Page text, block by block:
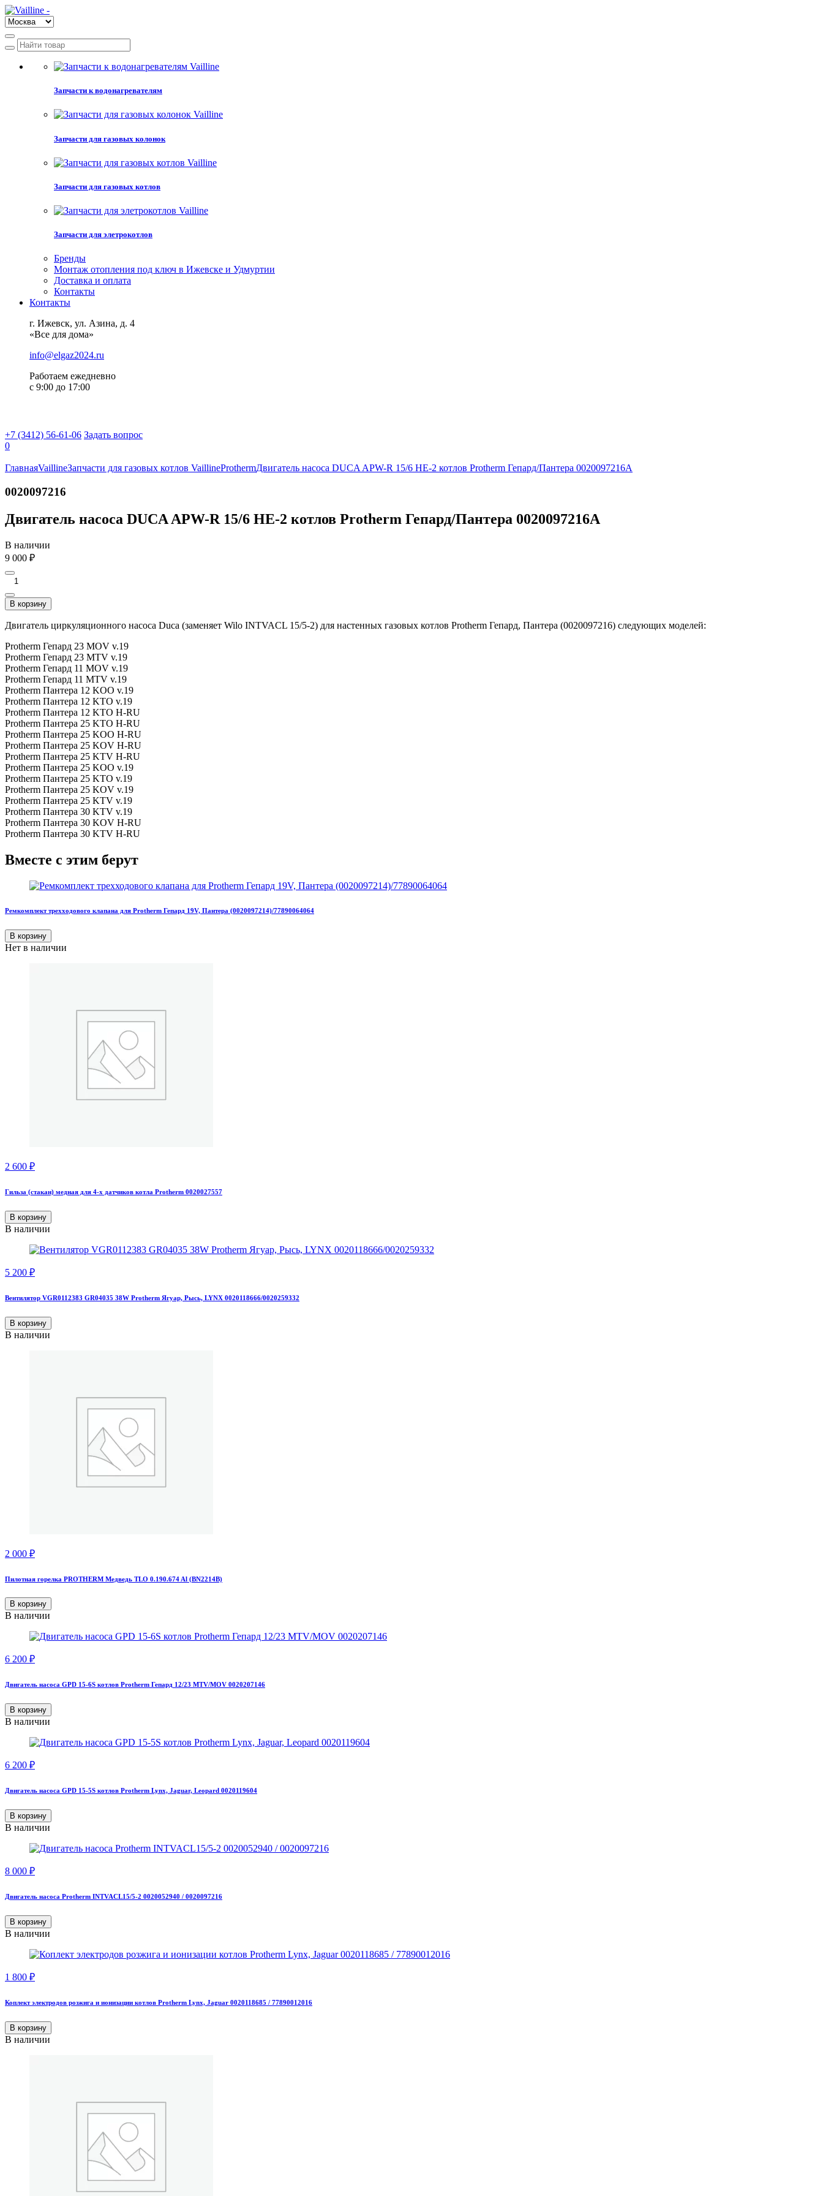
Запчасти к водонагревателям
Запчасти для газовых колонок
Запчасти для газовых котлов
Запчасти для элетрокотлов
Бренды
Монтаж отопления под ключ в Ижевске и Удмуртии
Доставка и оплата
Контакты
Контакты
г. Ижевск, ул. Азина, д. 4
«Все для дома»
info@elgaz2024.ru
Работаем eжедневно
с 9:00 до 17:00
+7 (3412) 56-61-06 Задать вопрос
0
ГлавнаяVaillineЗапчасти для газовых котлов VaillineProthermДвигатель насоса DUCA APW-R 15/6 HE-2 котлов Protherm Гепард/Пантера 0020097216А
0020097216
Двигатель насоса DUCA APW-R 15/6 HE-2 котлов Protherm Гепард/Пантера 0020097216А
В наличии
9 000 ₽
В корзину
Двигатель циркуляционного насоса Duca (заменяет Wilo INTVACL 15/5-2) для настенных газовых котлов Protherm Гепард, Пантера (0020097216) следующих моделей:
Protherm Гепард 23 MOV v.19
Protherm Гепард 23 MTV v.19
Protherm Гепард 11 MOV v.19
Protherm Гепард 11 MTV v.19
Protherm Пантера 12 KOO v.19
Protherm Пантера 12 KТO v.19
Protherm Пантера 12 KTO H-RU
Protherm Пантера 25 KTO H-RU
Protherm Пантера 25 KOO H-RU
Protherm Пантера 25 KOV H-RU
Protherm Пантера 25 KTV H-RU
Protherm Пантера 25 KOO v.19
Protherm Пантера 25 KTO v.19
Protherm Пантера 25 KOV v.19
Protherm Пантера 25 KТV v.19
Protherm Пантера 30 KТV v.19
Protherm Пантера 30 KOV H-RU
Protherm Пантера 30 KTV H-RU
Вместе с этим берут
Ремкомплект трехходового клапана для Protherm Гепард 19V, Пантера (0020097214)/77890064064
В корзину
Нет в наличии
2 600 ₽
Гильза (стакан) медная для 4-х датчиков котла Protherm 0020027557
В корзину
В наличии
5 200 ₽
Вентилятор VGR0112383 GR04035 38W Protherm Ягуар, Рысь, LYNX 0020118666/0020259332
В корзину
В наличии
2 000 ₽
Пилотная горелка PROTHERM Медведь TLO 0.190.674 Al (BN2214B)
В корзину
В наличии
6 200 ₽
Двигатель насоса GPD 15-6S котлов Protherm Гепард 12/23 MTV/MOV 0020207146
В корзину
В наличии
6 200 ₽
Двигатель насоса GPD 15-5S котлов Protherm Lynx, Jaguar, Leopard 0020119604
В корзину
В наличии
8 000 ₽
Двигатель насоса Protherm INTVACL15/5-2 0020052940 / 0020097216
В корзину
В наличии
1 800 ₽
Коплект электродов розжига и ионизации котлов Protherm Lynx, Jaguar 0020118685 / 77890012016
В корзину
В наличии